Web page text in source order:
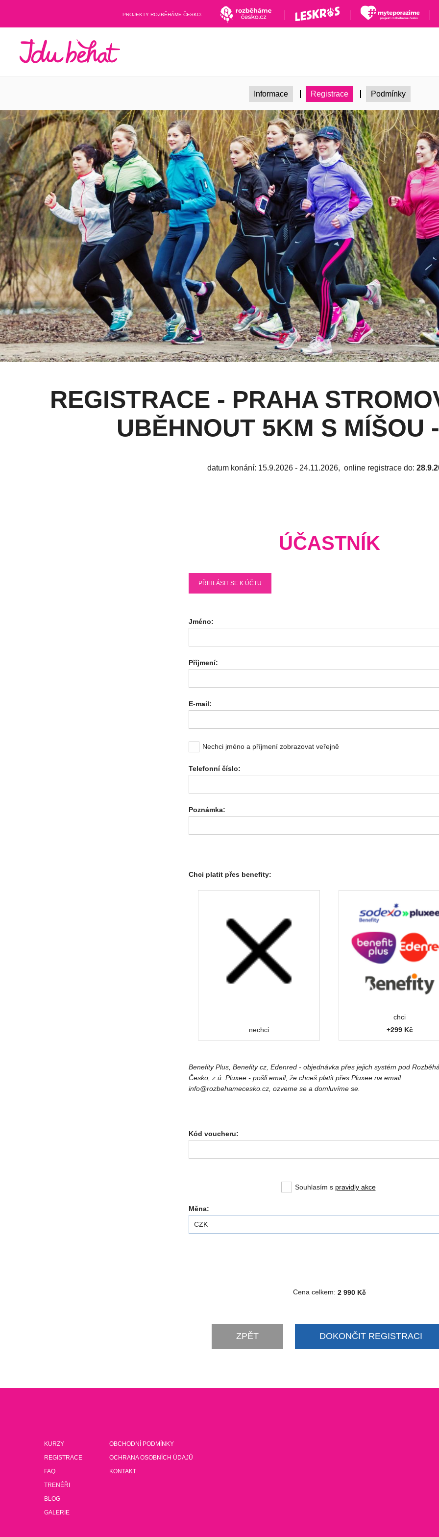
PROJEKTY ROZBĚHÁME ČESKO:
Informace Registrace Podmínky
REGISTRACE - PRAHA
UBĚHNOUT 5KM S MÍŠOU
datum konání: 15.9.2026 - 24.11.2026, online registrace do:
ÚČASTNÍK
PŘIHLÁSIT SE K ÚČTU
Jméno:
Příjmení:
E-mail:
Nechci jméno a příjmení zobrazovat veřejně
Telefonní číslo:
Poznámka:
Chci platit přes benefity:
nechci
chci
+299 Kč
Benefity Plus, Benefity cz, Edenred - objednávka přes jejich systém pod
Česko, z.ú. Pluxee - pošli email, že chceš platit přes Pluxee na email
zc.oksecemahebzor@ofni , ozveme se a domluvíme se.
Kód voucheru:
Souhlasím s pravidly akce
Měna:
CZK
Cena celkem: 2 990 Kč
ZPĚT DOKONČIT REGISTRACI
KURZY
REGISTRACE
FAQ
TRENÉŘI
BLOG
GALERIE
OBCHODNÍ PODMÍNKY
OCHRANA OSOBNÍCH ÚDAJŮ
KONTAKT